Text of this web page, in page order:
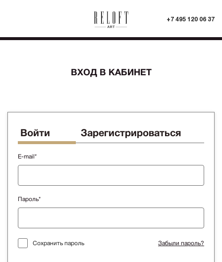
+7 495 120 06 37
ВХОД В КАБИНЕТ
Войти Зарегистрироваться
E-mail*
Пароль*
Сохранить пароль Забыли пароль?